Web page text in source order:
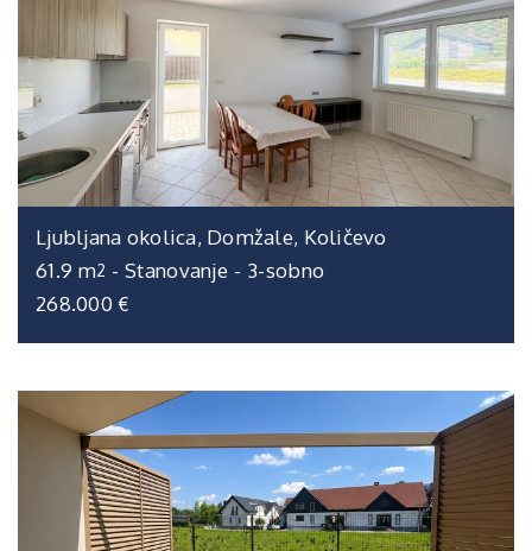
Ljubljana okolica, Domžale, Količevo
61.9 m2 - Stanovanje - 3-sobno
268.000 €